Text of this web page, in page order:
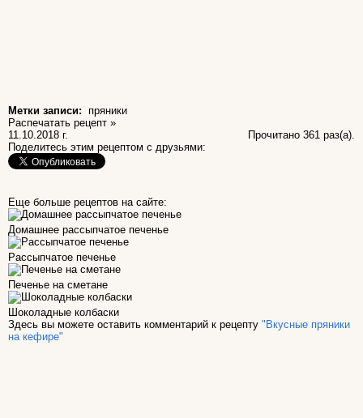
Метки записи: пряники
Распечатать рецепт »
11.10.2018 г.
Прочитано 361 раз(a).
Поделитесь этим рецептом с друзьями:
Еще больше рецептов на сайте:
Домашнее рассыпчатое печенье
Рассыпчатое печенье
Печенье на сметане
Шоколадные колбаски
Здесь вы можете оставить комментарий к рецепту "Вкусные пряники
на кефире"